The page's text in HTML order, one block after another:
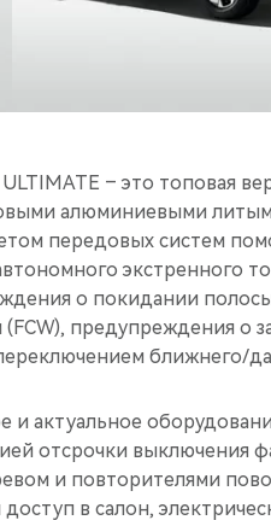
– это топовая
алюминиевыми
передовых систем
экстренного
о покидании
предупреждения о
ближнего/
и актуальное
отсрочки выключения
и повторителями
в салон,